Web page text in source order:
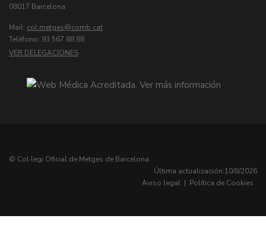
08017 Barcelona
Mail: col.metges
Telèfono: 93 567 88 88
VER DELEGACIONES
© Col·legi Oficial de Metges de Barcelona
Última actualización:10/8/2026
Aviso legal | Política de Cookies